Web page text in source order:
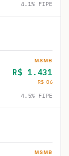
4.1% FIPE
MSMB
R$ 1.431
−R$ 86
4.5% FIPE
MSMB